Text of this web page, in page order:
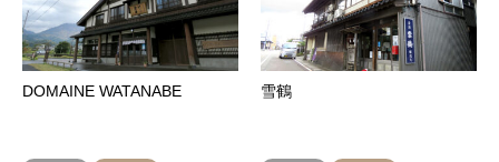
DOMAINE WATANABE 雪鶴